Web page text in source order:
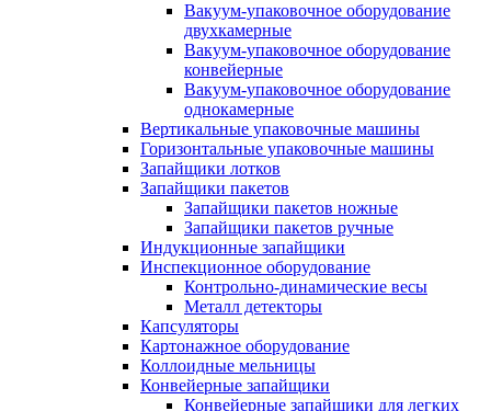
Вакуум-упаковочное оборудование
двухкамерные
Вакуум-упаковочное оборудование
конвейерные
Вакуум-упаковочное оборудование
однокамерные
Вертикальные упаковочные машины
Горизонтальные упаковочные машины
Запайщики лотков
Запайщики пакетов
Запайщики пакетов ножные
Запайщики пакетов ручные
Индукционные запайщики
Инспекционное оборудование
Контрольно-динамические весы
Металл детекторы
Капсуляторы
Картонажное оборудование
Коллоидные мельницы
Конвейерные запайщики
Конвейерные запайщики для легких